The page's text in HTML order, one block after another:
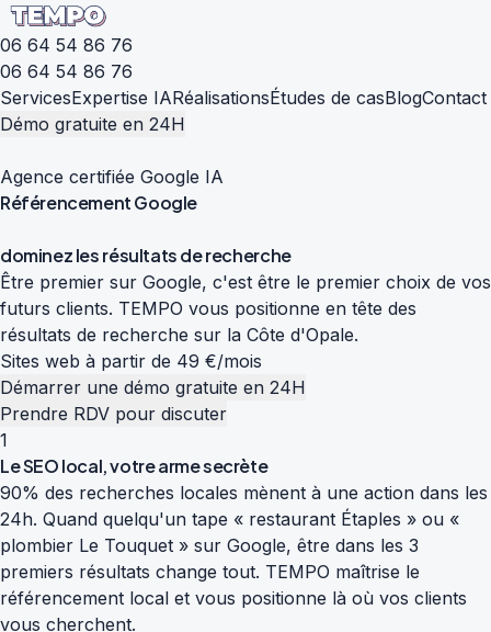
06 64 54 86 76
06 64 54 86 76
ServicesExpertise IARéalisationsÉtudes de casBlogContact
Démo gratuite en 24H
Agence certifiée Google IA
RéférencementGoogle
dominezlesrésultatsderecherche
Être premier sur Google, c'est être le premier choix de vos
futurs clients. TEMPO vous positionne en tête des
résultats de recherche sur la Côte d'Opale.
Sites web à partir de 49 €/mois
Démarrer une démo gratuite en 24H
Prendre RDV pour discuter
1
Le SEO local, votre arme secrète
90% des recherches locales mènent à une action dans les
24h. Quand quelqu'un tape « restaurant Étaples » ou «
plombier Le Touquet » sur Google, être dans les 3
premiers résultats change tout. TEMPO maîtrise le
référencement local et vous positionne là où vos clients
vous cherchent.